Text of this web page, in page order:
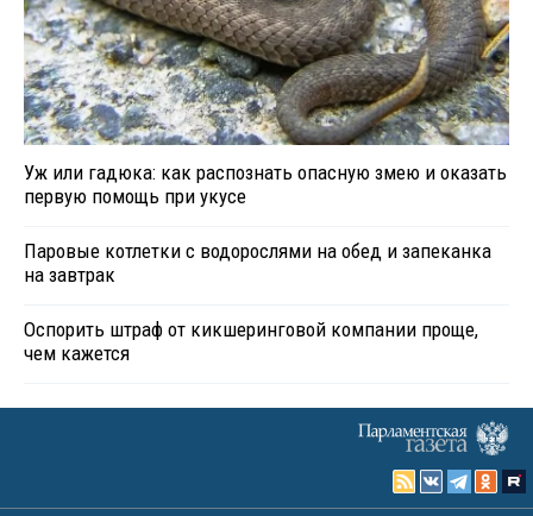
Уж или гадюка: как распознать опасную змею и оказать
первую помощь при укусе
Паровые котлетки с водорослями на обед и запеканка
на завтрак
Оспорить штраф от кикшеринговой компании проще,
чем кажется